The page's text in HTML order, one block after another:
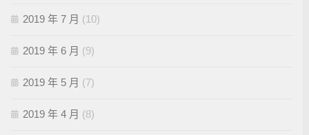
2019 年 7 月 (10)
2019 年 6 月 (9)
2019 年 5 月 (7)
2019 年 4 月 (8)